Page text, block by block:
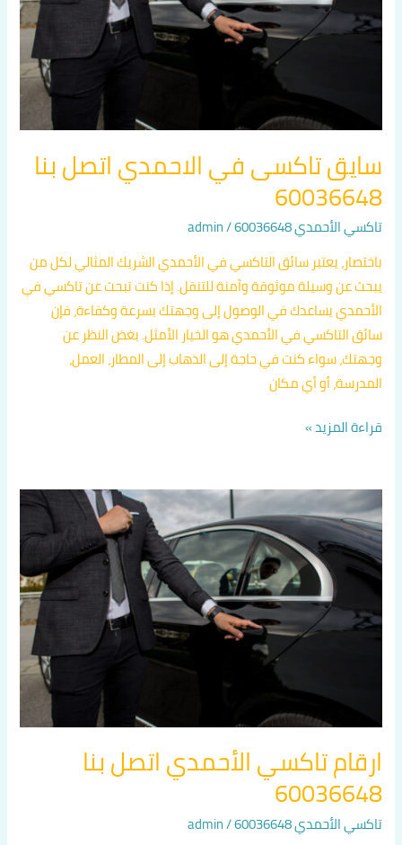
سايق تاكسى في الاحمدي اتصل بنا
60036648
تاكسي الأحمدي 60036648 /
admin
باختصار، يعتبر سائق التاكسي في الأحمدي الشريك المثالي لكل من
يبحث عن وسيلة موثوقة وآمنة للتنقل. إذا كنت تبحث عن تاكسي في
الأحمدي يساعدك في الوصول إلى وجهتك بسرعة وكفاءة، فإن
سائق التاكسي في الأحمدي هو الخيار الأمثل. بغض النظر عن
وجهتك، سواء كنت في حاجة إلى الذهاب إلى المطار، العمل،
المدرسة، أو أي مكان
بنا
قراءة المزيد »
ارقام تاكسي الأحمدي اتصل بنا
60036648
تاكسي الأحمدي 60036648 /
admin
ارقام
تاكسي
الأحمدي
اتصل
60036648